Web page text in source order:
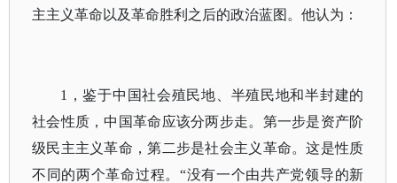
主主义革命以及革命胜利之后的政治蓝图。他认为：
1，鉴于中国社会殖民地、半殖民地和半封建的
社会性质，中国革命应该分两步走。第一步是资产阶
级民主主义革命，第二步是社会主义革命。这是性质
不同的两个革命过程。“没有一个由共产党领导的新